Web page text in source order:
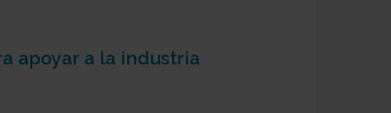
apoyar a la industria